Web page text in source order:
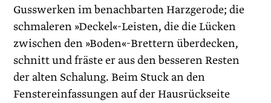
Gusswerken im benachbarten Harzgerode; die
schmaleren »Deckel«-Leisten, die die Lücken
zwischen den »Boden«-Brettern überdecken,
schnitt und fräste er aus den besseren Resten
der alten Schalung. Beim Stuck an den
Fenstereinfassungen auf der Hausrückseite